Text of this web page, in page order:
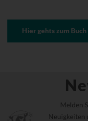
Hier gehts zum Buch
Melden
Neuigkeiten